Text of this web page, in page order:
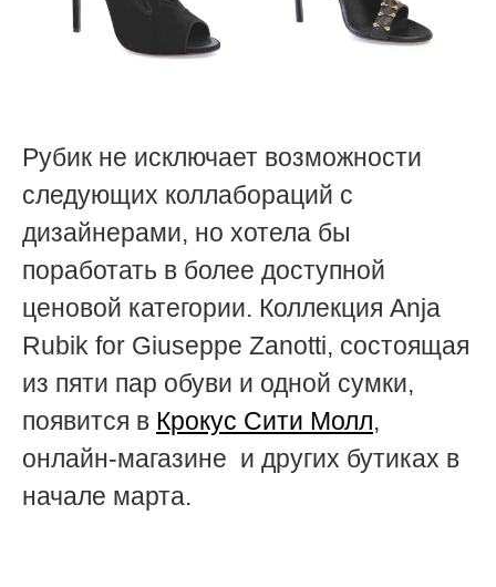
Рубик не исключает возможности
следующих коллабораций с
дизайнерами, но хотела бы
поработать в более доступной
ценовой категории. Коллекция Anja
Rubik for Giuseppe Zanotti, состоящая
из пяти пар обуви и одной сумки,
появится в Крокус Сити Молл,
онлайн-магазине и других бутиках в
начале марта.